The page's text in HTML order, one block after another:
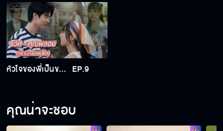
หัวใจของพี่เป็นของคุณพลอยมาตั้งแต่แรก EP.9
คุณน่าจะชอบ